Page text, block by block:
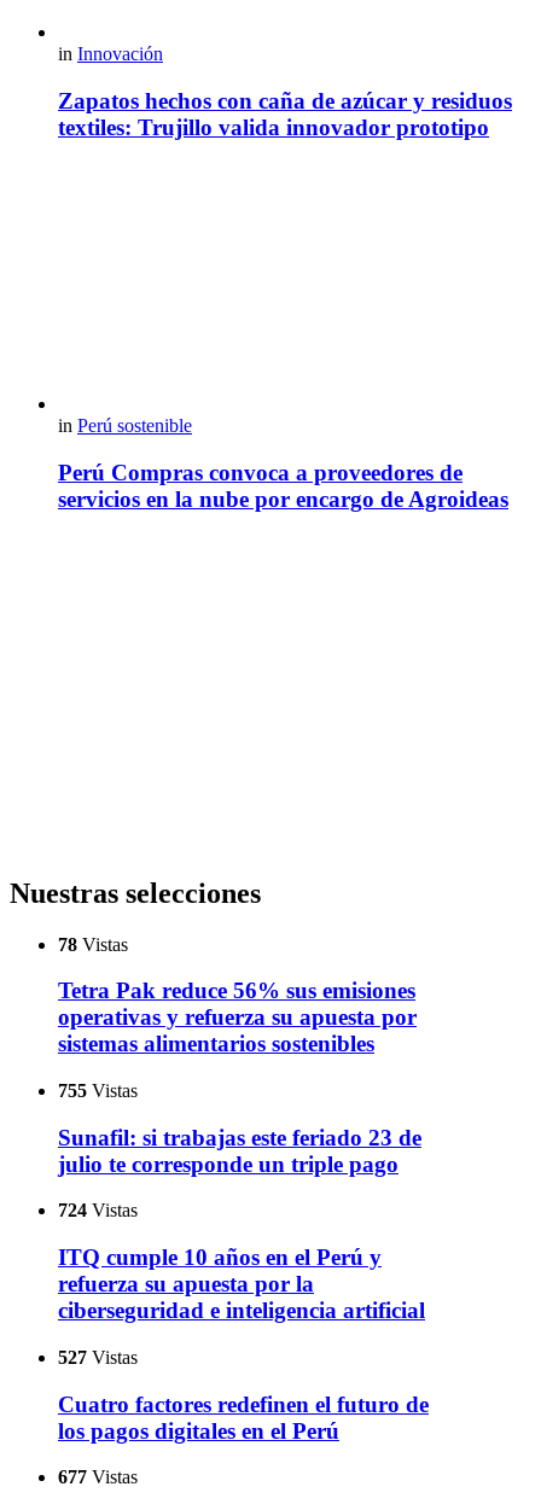
in Innovación
Zapatos hechos con caña de azúcar y residuos
textiles: Trujillo valida innovador prototipo
in Perú sostenible
Perú Compras convoca a proveedores de
servicios en la nube por encargo de Agroideas
Nuestras selecciones
78 Vistas
Tetra Pak reduce 56% sus emisiones
operativas y refuerza su apuesta por
sistemas alimentarios sostenibles
755 Vistas
Sunafil: si trabajas este feriado 23 de
julio te corresponde un triple pago
724 Vistas
ITQ cumple 10 años en el Perú y
refuerza su apuesta por la
ciberseguridad e inteligencia artificial
527 Vistas
Cuatro factores redefinen el futuro de
los pagos digitales en el Perú
677 Vistas